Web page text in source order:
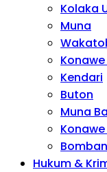
Kolaka
Muna
Kendari
Buton
Muna
Hukum &